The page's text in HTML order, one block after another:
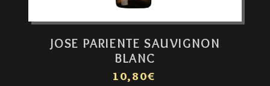
JOSE PARIENTE SAUVIGNON
BLANC
10,80€